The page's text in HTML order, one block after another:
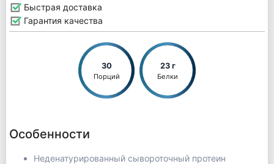
Быстрая доставка
Гарантия качества
30
Порций
23 г
Белки
Особенности
Неденатурированный сывороточный протеин